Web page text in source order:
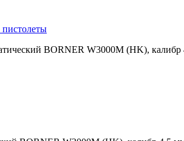
BORNER W3000M (HK),